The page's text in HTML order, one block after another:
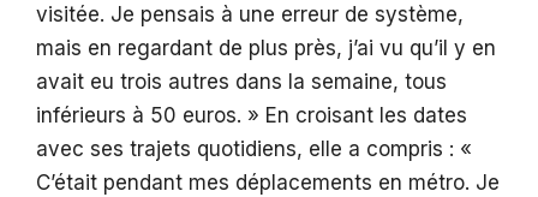
visitée. Je pensais à une erreur de système,
mais en regardant de plus près, j’ai vu qu’il y en
avait eu trois autres dans la semaine, tous
inférieurs à 50 euros. » En croisant les dates
avec ses trajets quotidiens, elle a compris : «
C’était pendant mes déplacements en métro. Je